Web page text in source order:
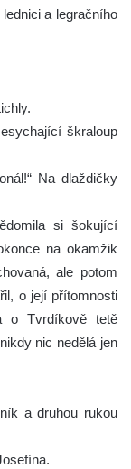
a legračního
škraloup
Na dlaždičky
si šokující
na okamžik
ale potom
o její přítomnosti
o Tvrdíkově tetě
nic nedělá jen
a druhou rukou